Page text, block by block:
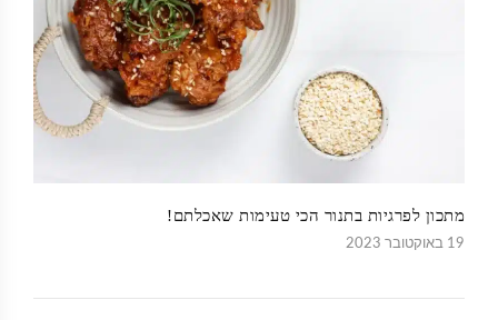
מתכון לפרגיות בתנור הכי טעימות שאכלתם!
19 באוקטובר 2023